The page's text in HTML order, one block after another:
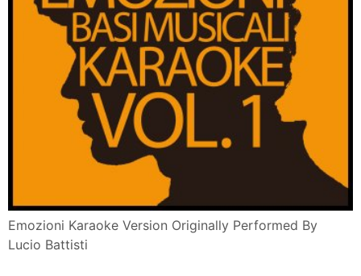
Emozioni Karaoke Version Originally Performed By
Lucio Battisti